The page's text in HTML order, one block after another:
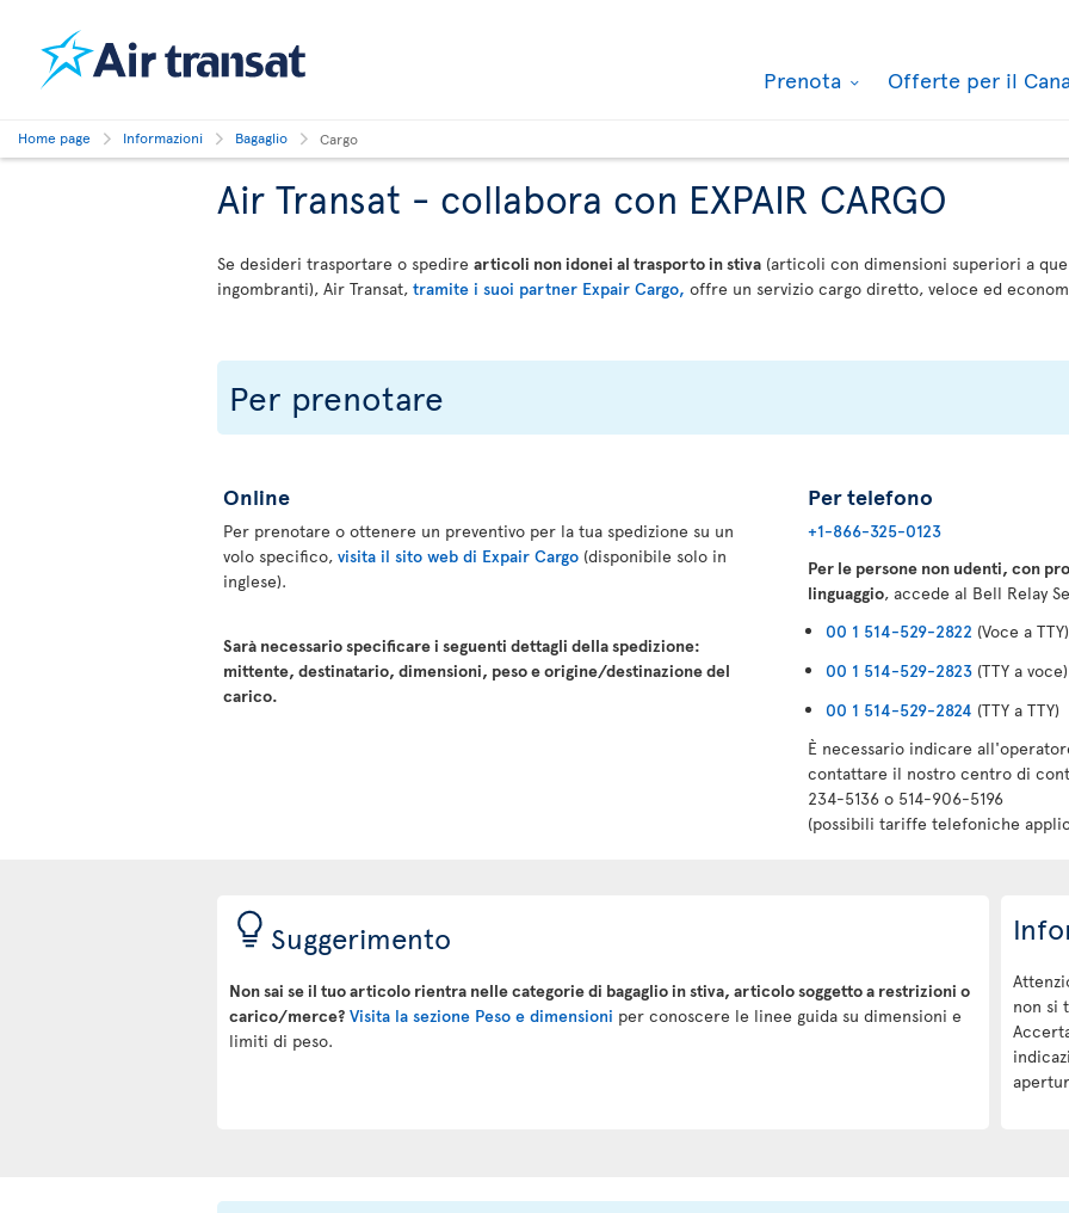
Prenota Offerte per il
Home page Informazioni Bagaglio Cargo
Air Transat - collabora con EXPAIR CARGO
Se desideri trasportare o spedire articoli non idonei al trasporto in stiva (articoli con dimensioni superiori a
ingombranti), Air Transat, tramite i suoi partner Expair Cargo, offre un servizio cargo diretto, veloce ed
Per prenotare
Online
Per prenotare o ottenere un preventivo per la tua spedizione su un
volo specifico, visita il sito web di Expair Cargo (disponibile solo in
inglese).
Sarà necessario specificare i seguenti dettagli della spedizione:
mittente, destinatario, dimensioni, peso e origine/destinazione del
carico.
Per telefono
+1-866-325-0123
Per le persone non udenti, con
linguaggio, accede al Bell Relay
00 1 514-529-2822 (Voce a TTY)
00 1 514-529-2823 (TTY a voce)
00 1 514-529-2824 (TTY a TTY)
È necessario indicare
contattare il nostro centro di
234-5136 o 514-906-5196
(possibili tariffe telefoniche
Suggerimento
Non sai se il tuo articolo rientra nelle categorie di bagaglio in stiva, articolo soggetto a restrizioni o
carico/merce? Visita la sezione Peso e dimensioni per conoscere le linee guida su dimensioni e
limiti di peso.
non si